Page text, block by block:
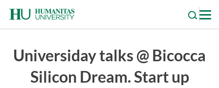
content
Universiday talks @ Bicocca
Silicon Dream. Start up